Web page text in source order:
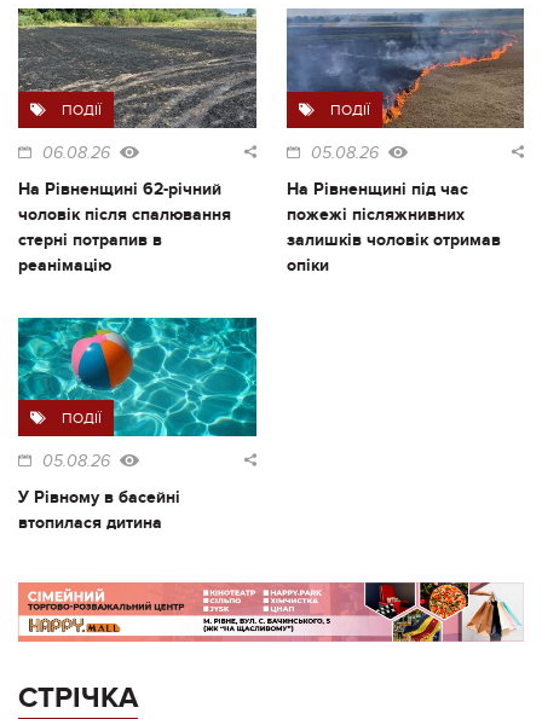
ПОДІЇ
06.08.26
На Рівненщині 62-річний
чоловік після спалювання
стерні потрапив в
реанімацію
ПОДІЇ
05.08.26
На Рівненщині під час
пожежі післяжнивних
залишків чоловік отримав
опіки
ПОДІЇ
05.08.26
У Рівному в басейні
втопилася дитина
СТРІЧКА